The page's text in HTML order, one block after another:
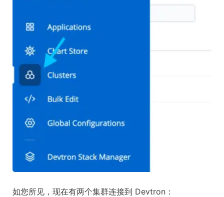
如您所见，现在有两个集群连接到 Devtron：